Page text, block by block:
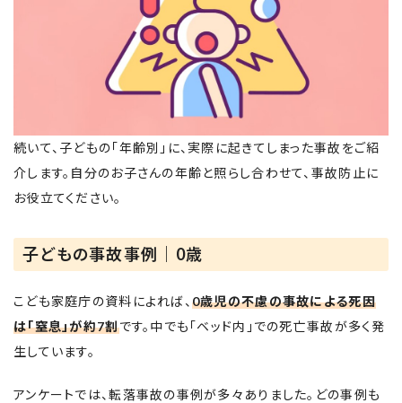
続いて、子どもの「年齢別」に、実際に起きてしまった事故をご紹
介します。自分のお子さんの年齢と照らし合わせて、事故防止に
お役立てください。
子どもの事故事例｜0歳
こども家庭庁の資料によれば、 0歳児の不慮の事故による死因
は「窒息」が約7割です。中でも「ベッド内」での死亡事故が多く発
生しています。
アンケートでは、転落事故の事例が多々ありました。どの事例も